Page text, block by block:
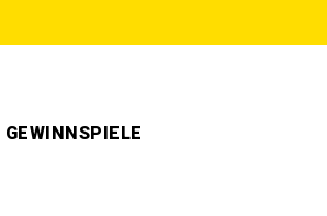
GEWINNSPIELE